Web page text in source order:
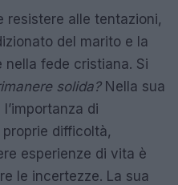
resistere alle tentazioni,
del marito e la
fede cristiana. Si
solida?Nella sua
di
difficoltà,
esperienze di vita è
le incertezze. La sua